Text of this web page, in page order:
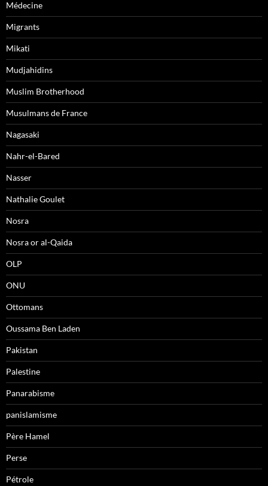
Médecine
Migrants
Mikati
Mudjahidins
Muslim Brotherhood
Musulmans de France
Nagasaki
Nahr-el-Bared
Nasser
Nathalie Goulet
Nosra
Nosra or al-Qaida
OLP
ONU
Ottomans
Oussama Ben Laden
Pakistan
Palestine
Panarabisme
panislamisme
Père Hamel
Perse
Pétrole